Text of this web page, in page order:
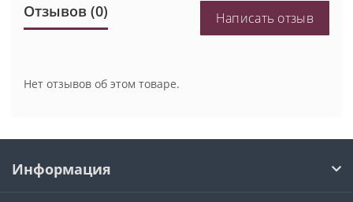
Отзывов (0) Написать отзыв
Нет отзывов об этом товаре.
Информация